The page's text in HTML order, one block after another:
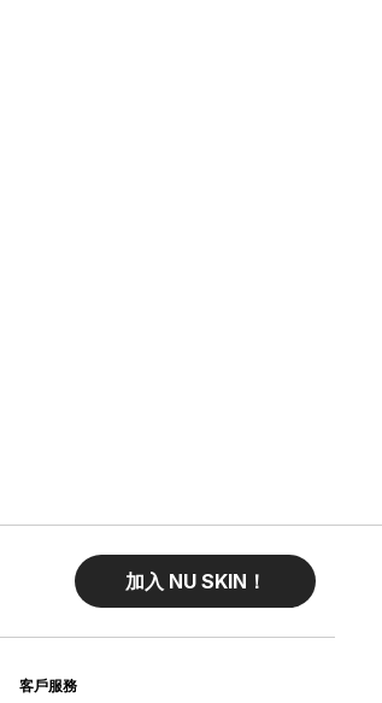
加入 NU SKIN！
客戶服務